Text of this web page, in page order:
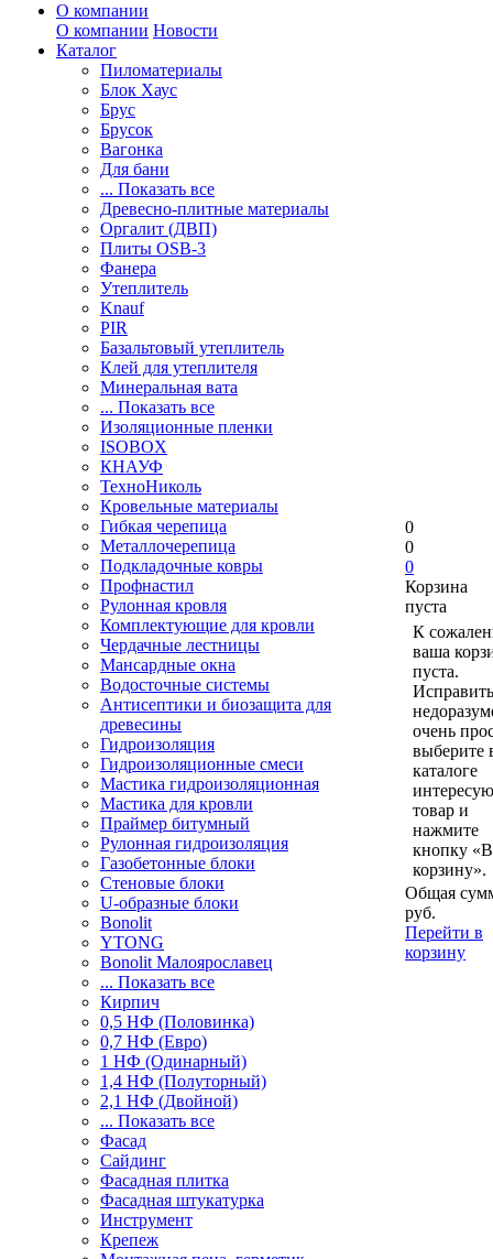
О компании
О компании Новости
Каталог
Пиломатериалы
Блок Хаус
Брус
Брусок
Вагонка
Для бани
... Показать все
Древесно-плитные материалы
Оргалит (ДВП)
Плиты OSB-3
Фанера
Утеплитель
Knauf
PIR
Базальтовый утеплитель
Клей для утеплителя
Минеральная вата
... Показать все
Изоляционные пленки
ISOBOX
КНАУФ
ТехноНиколь
Кровельные материалы
Гибкая черепица
Металлочерепица
Подкладочные ковры
Профнастил
Рулонная кровля
Комплектующие для кровли
Чердачные лестницы
Мансардные окна
Водосточные системы
Антисептики и биозащита для
древесины
Гидроизоляция
Гидроизоляционные смеси
Мастика гидроизоляционная
Мастика для кровли
Праймер битумный
Рулонная гидроизоляция
Газобетонные блоки
Стеновые блоки
U-образные блоки
Bonolit
YTONG
Bonolit Малоярославец
... Показать все
Кирпич
0,5 НФ (Половинка)
0,7 НФ (Евро)
1 НФ (Одинарный)
1,4 НФ (Полуторный)
2,1 НФ (Двойной)
... Показать все
Фасад
Сайдинг
Фасадная плитка
Фасадная штукатурка
Инструмент
Крепеж
0
0
0
Корзина
пуста
К
ваша
пуста.
очень
выберите
каталоге
товар и
нажмите
кнопку «В
корзину».
Общая
руб.
Перейти в
корзину